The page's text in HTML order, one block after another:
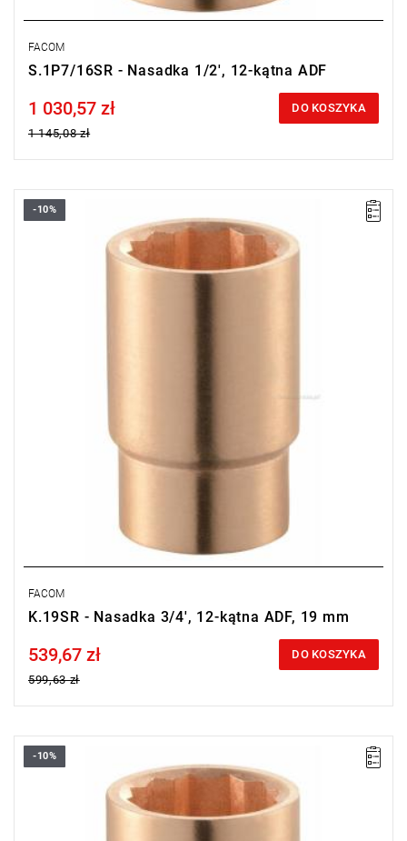
FACOM
S.1P7/16SR - Nasadka 1/2', 12-kątna ADF
Price tax included
1 030,57 zł
1 145,08 zł
DO KOSZYKA
Długość: 50 mm,
Waga: 0,246 kg.
Typ gwarancji: E (Bezpłatna wymiana produktu bez ograniczenia
-10%
FACOM
K.19SR - Nasadka 3/4', 12-kątna ADF, 19 mm
Price tax included
539,67 zł
599,63 zł
DO KOSZYKA
Długość: 55 mm,
Waga: 0,268 kg.
Typ gwarancji: E (Bezpłatna wymiana produktu bez ograniczenia
-10%